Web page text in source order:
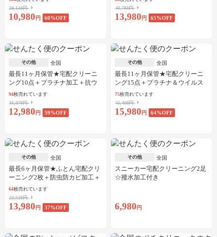
28,138円
10,980 円 60%OFF
40,788円
13,980 円 65%OFF
その他 全国
最長11ヶ月保管★宅配クリーニ
ング10点＋プラチナ加工＋抗ウ
イルス加工
94枚売れています
31,878円
12,980 円 59%OFF
その他 全国
最長11ヶ月保管★宅配クリーニ
ング15点＋プラチナ＆ウイルス
加工
75枚売れています
45,408円
15,980 円 64%OFF
その他 全国
最長6ヶ月保管★ふとん宅配クリ
ーニング2枚＋防虫防カビ加工＋
しみ抜き
64枚売れています
22,528円
13,980 円 37%OFF
その他 全国
スニーカー宅配クリーニング2足
☆撥水加工付き
6,980 円